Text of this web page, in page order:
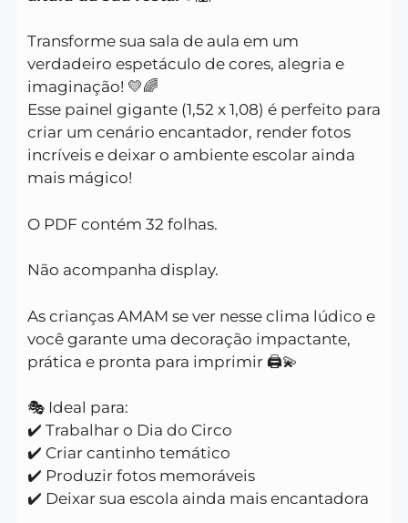
Transforme sua sala de aula em um
verdadeiro espetáculo de cores, alegria e
imaginação! 💛🌈
Esse painel gigante (1,52 x 1,08) é perfeito para
criar um cenário encantador, render fotos
incríveis e deixar o ambiente escolar ainda
mais mágico!
O PDF contém 32 folhas.
Não acompanha display.
As crianças AMAM se ver nesse clima lúdico e
você garante uma decoração impactante,
prática e pronta para imprimir 🖨️💫
🎭 Ideal para:
✔️ Trabalhar o Dia do Circo
✔️ Criar cantinho temático
✔️ Produzir fotos memoráveis
✔️ Deixar sua escola ainda mais encantadora